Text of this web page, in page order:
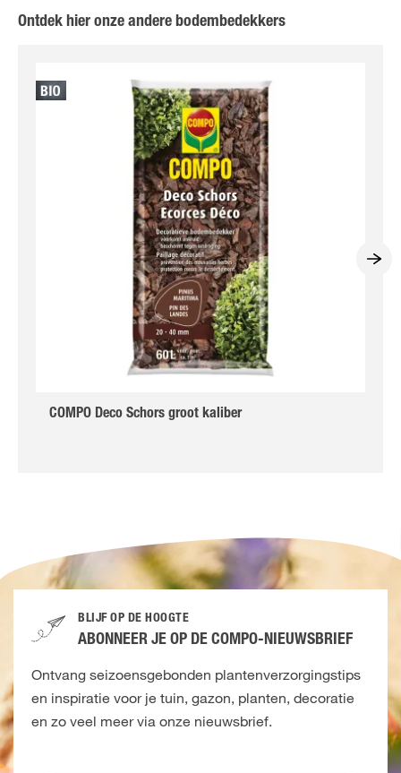
Ontdek hier onze andere bodembedekkers
COMPO Deco Schors groot kaliber
BLIJF OP DE HOOGTE
ABONNEER JE OP DE COMPO-NIEUWSBRIEF
Ontvang seizoensgebonden plantenverzorgingstips
en inspiratie voor je tuin, gazon, planten, decoratie
en zo veel meer via onze nieuwsbrief.